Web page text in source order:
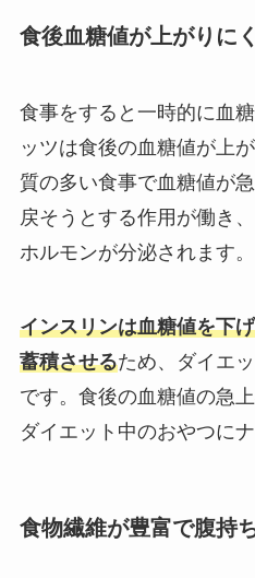
食後血糖値が上がりに
食事をすると一時的に血
ッツは食後の血糖値が上
質の多い食事で血糖値が
戻そうとする作用が働き
ホルモンが分泌されます。
インスリンは血糖値を下
蓄積させるため、ダイエ
です。食後の血糖値の急
ダイエット中のおやつに
食物繊維が豊富で腹持